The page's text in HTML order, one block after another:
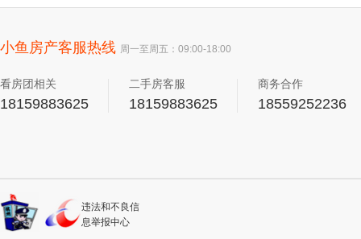
小鱼房产客服热线 周一至周五：09:00-18:00
看房团相关
18159883625
二手房客服
18159883625
商务合作
18559252236
违法和不良信
息举报中心